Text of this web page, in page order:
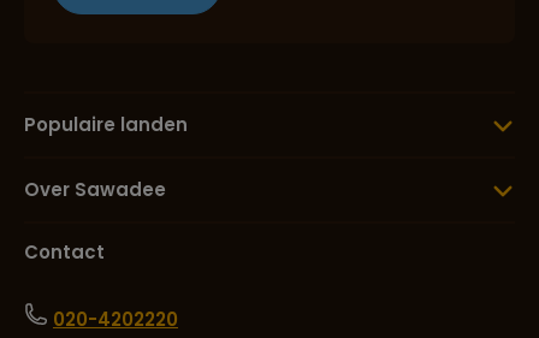
Populaire landen
Over Sawadee
Contact
020-4202220